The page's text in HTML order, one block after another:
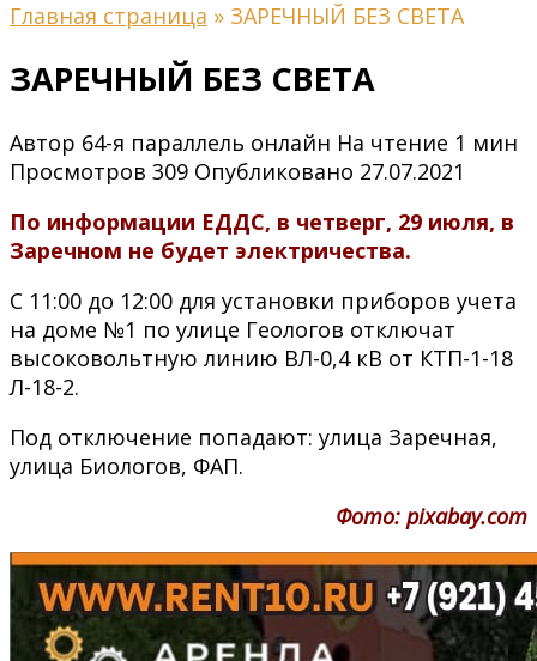
Главная страница » ЗАРЕЧНЫЙ БЕЗ СВЕТА
ЗАРЕЧНЫЙ БЕЗ СВЕТА
Автор 64-я параллель онлайн На чтение 1 мин
Просмотров 309 Опубликовано 27.07.2021
По информации ЕДДС, в четверг, 29 июля, в
Заречном не будет электричества.
С 11:00 до 12:00 для установки приборов учета
на доме №1 по улице Геологов отключат
высоковольтную линию ВЛ-0,4 кВ от КТП-1-18
Л-18-2.
Под отключение попадают: улица Заречная,
улица Биологов, ФАП.
Фото: pixabay.com